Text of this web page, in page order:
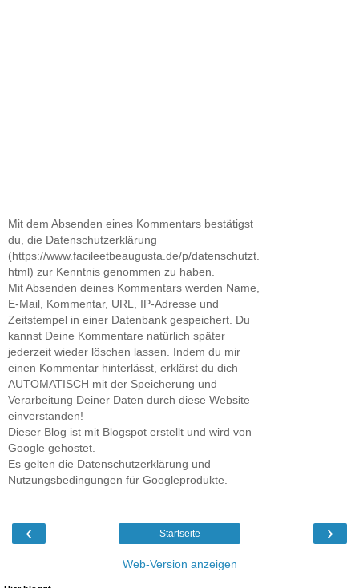
Mit dem Absenden eines Kommentars bestätigst
du, die Datenschutzerklärung
(https://www.facileetbeaugusta.de/p/datenschutzt.
html) zur Kenntnis genommen zu haben.
Mit Absenden deines Kommentars werden Name,
E-Mail, Kommentar, URL, IP-Adresse und
Zeitstempel in einer Datenbank gespeichert. Du
kannst Deine Kommentare natürlich später
jederzeit wieder löschen lassen. Indem du mir
einen Kommentar hinterlässt, erklärst du dich
AUTOMATISCH mit der Speicherung und
Verarbeitung Deiner Daten durch diese Website
einverstanden!
Dieser Blog ist mit Blogspot erstellt und wird von
Google gehostet.
Es gelten die Datenschutzerklärung und
Nutzungsbedingungen für Googleprodukte.
‹ ›
Startseite
Web-Version anzeigen